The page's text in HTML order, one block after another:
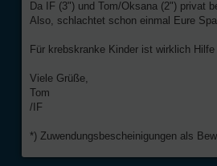
Da IF (3") und Tom/Oksana (2") privat
Also, schlachtet schon einmal Eure
Für krebskranke Kinder ist wirklich Hilfe
Viele Grüße,
Tom
/IF
*) Zuwendungsbescheinigungen als